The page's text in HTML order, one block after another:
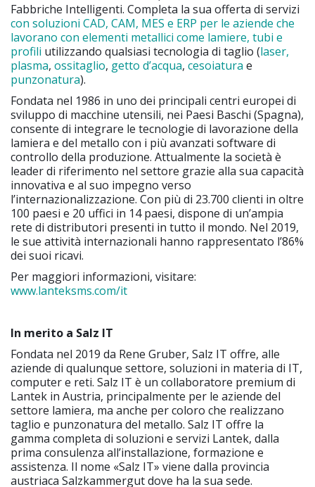
Fabbriche Intelligenti. Completa la sua offerta di servizi
con soluzioni CAD, CAM, MES e ERP per le aziende che
lavorano con elementi metallici come lamiere, tubi e
profili utilizzando qualsiasi tecnologia di taglio (laser,
plasma, ossitaglio, getto d’acqua, cesoiatura e
punzonatura).
Fondata nel 1986 in uno dei principali centri europei di
sviluppo di macchine utensili, nei Paesi Baschi (Spagna),
consente di integrare le tecnologie di lavorazione della
lamiera e del metallo con i più avanzati software di
controllo della produzione. Attualmente la società è
leader di riferimento nel settore grazie alla sua capacità
innovativa e al suo impegno verso
l’internazionalizzazione. Con più di 23.700 clienti in oltre
100 paesi e 20 uffici in 14 paesi, dispone di un’ampia
rete di distributori presenti in tutto il mondo. Nel 2019,
le sue attività internazionali hanno rappresentato l’86%
dei suoi ricavi.
Per maggiori informazioni, visitare:
www.lanteksms.com/it
In merito a Salz IT
Fondata nel 2019 da Rene Gruber, Salz IT offre, alle
aziende di qualunque settore, soluzioni in materia di IT,
computer e reti. Salz IT è un collaboratore premium di
Lantek in Austria, principalmente per le aziende del
settore lamiera, ma anche per coloro che realizzano
taglio e punzonatura del metallo. Salz IT offre la
gamma completa di soluzioni e servizi Lantek, dalla
prima consulenza all’installazione, formazione e
assistenza. Il nome «Salz IT» viene dalla provincia
austriaca Salzkammergut dove ha la sua sede.